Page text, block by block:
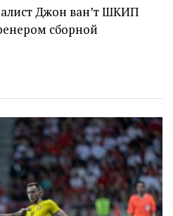
Джон ван’т ШКИП
сборной